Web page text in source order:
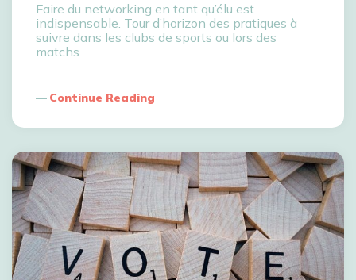
Faire du networking en tant qu’élu est
indispensable. Tour d’horizon des pratiques à
suivre dans les clubs de sports ou lors des
matchs
Continue Reading